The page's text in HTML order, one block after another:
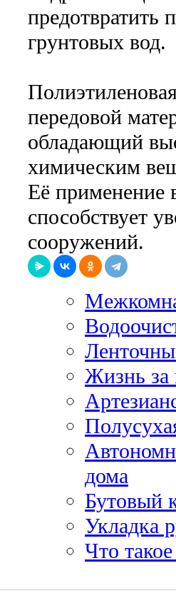
предотвратить
грунтовых вод.
передовой
обладающий
химическим
Её применение
способствует
сооружений.
Жизнь за
дома
Бутовый
Укладка
Что